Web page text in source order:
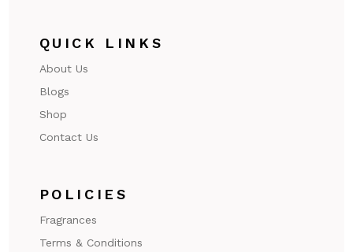
QUICK LINKS
About Us
Blogs
Shop
Contact Us
POLICIES
Fragrances
Terms & Conditions